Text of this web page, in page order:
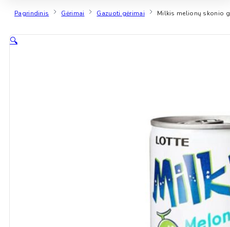
Pagrindinis Gėrimai Gazuoti gėrimai Milkis melionų skonio
🔍